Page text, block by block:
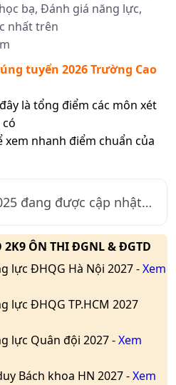
bạ, Đánh giá năng lực,
nhất trên
tuyển 2026Trường Cao
là tổng điểm các môn xét
nhanh điểm chuẩn của
đang được cập nhật…
2K9 ÔN THI ĐGNL & ĐGTD
lực ĐHQG Hà Nội 2027 -Xem
lực ĐHQG TP.HCM 2027
lực Quân đội 2027 -Xem
Bách khoa HN 2027 -Xem